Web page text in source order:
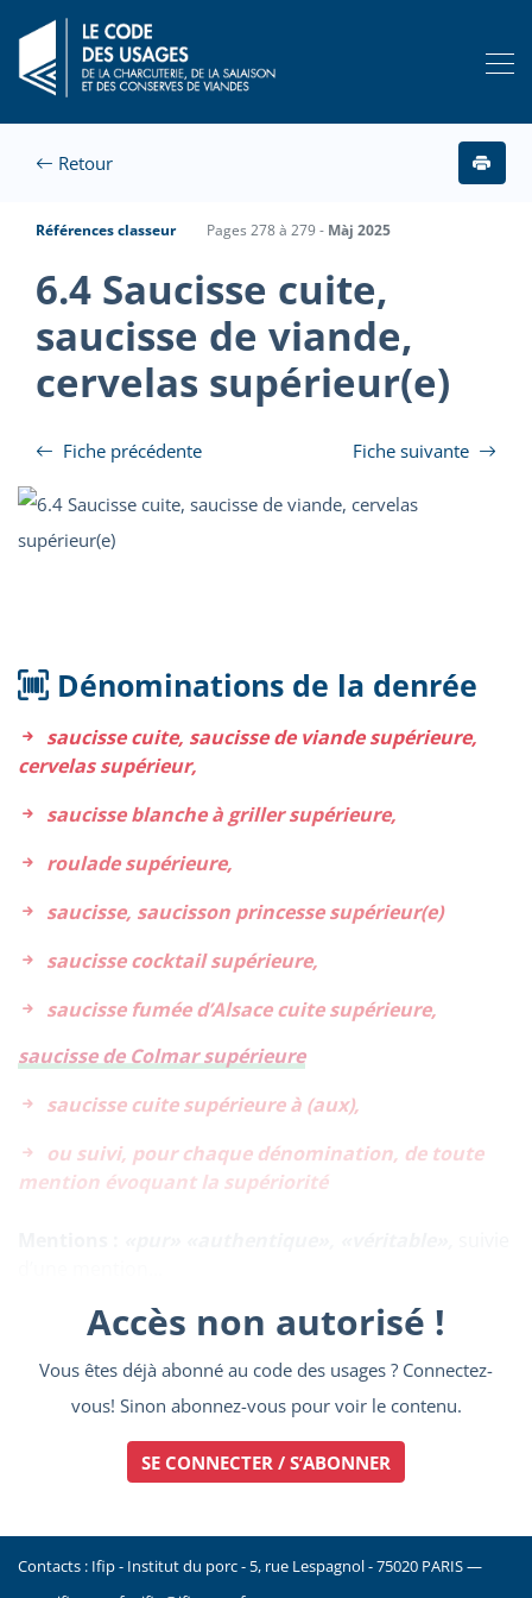
Retour
Références classeur Pages 278 à 279 - Màj 2025
6.4 Saucisse cuite,
saucisse de viande,
cervelas supérieur(e)
Fiche précédente Fiche suivante
Dénominations de la denrée
saucisse cuite, saucisse de viande supérieure,
cervelas supérieur,
saucisse blanche à griller supérieure,
roulade supérieure,
saucisse, saucisson princesse supérieur(e)
saucisse cocktail supérieure,
saucisse fumée d’Alsace cuite supérieure,
saucisse de Colmar supérieure
saucisse cuite supérieure à (aux),
ou suivi, pour chaque dénomination, de toute
mention évoquant la supériorité
Accès non autorisé !
Vous êtes déjà abonné au code des usages ? Connectez-
vous! Sinon abonnez-vous pour voir le contenu.
SE CONNECTER / S’ABONNER
Contacts : Ifip - Institut du porc - 5, rue Lespagnol - 75020 PARIS —